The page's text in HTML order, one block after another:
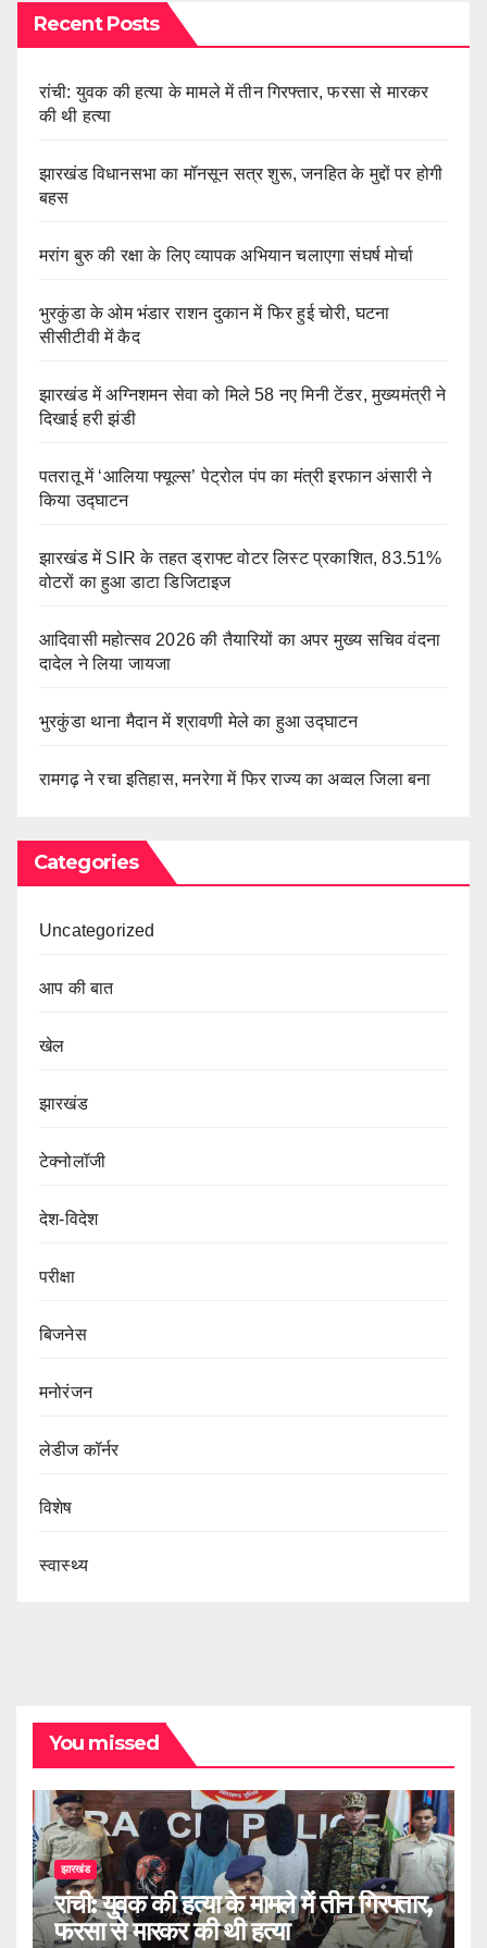
Recent Posts
रांची: युवक की हत्या के मामले में तीन गिरफ्तार, फरसा से मारकर
की थी हत्या
झारखंड विधानसभा का मॉनसून सत्र शुरू, जनहित के मुद्दों पर होगी
बहस
मरांग बुरु की रक्षा के लिए व्यापक अभियान चलाएगा संघर्ष मोर्चा
भुरकुंडा के ओम भंडार राशन दुकान में फिर हुई चोरी, घटना
सीसीटीवी में कैद
झारखंड में अग्निशमन सेवा को मिले 58 नए मिनी टेंडर, मुख्यमंत्री ने
दिखाई हरी झंडी
पतरातू में ‘आलिया फ्यूल्स’ पेट्रोल पंप का मंत्री इरफान अंसारी ने
किया उद्घाटन
झारखंड में SIR के तहत ड्राफ्ट वोटर लिस्ट प्रकाशित, 83.51%
वोटरों का हुआ डाटा डिजिटाइज
आदिवासी महोत्सव 2026 की तैयारियों का अपर मुख्य सचिव वंदना
दादेल ने लिया जायजा
भुरकुंडा थाना मैदान में श्रावणी मेले का हुआ उद्घाटन
रामगढ़ ने रचा इतिहास, मनरेगा में फिर राज्य का अव्वल जिला बना
Categories
Uncategorized
आप की बात
खेल
झारखंड
टेक्नोलॉजी
देश-विदेश
परीक्षा
बिजनेस
मनोरंजन
लेडीज कॉर्नर
विशेष
स्वास्थ्य
You missed
झारखंड
रांची: युवक की हत्या के मामले में तीन गिरफ्तार,
फरसा से मारकर की थी हत्या